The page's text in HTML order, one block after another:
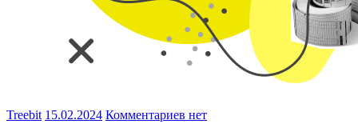
Treebit 15.02.2024 Комментариев нет